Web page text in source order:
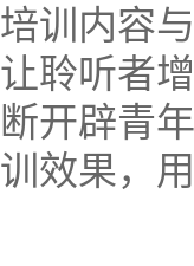
培训内容
让聆听者
断开辟青
训效果，